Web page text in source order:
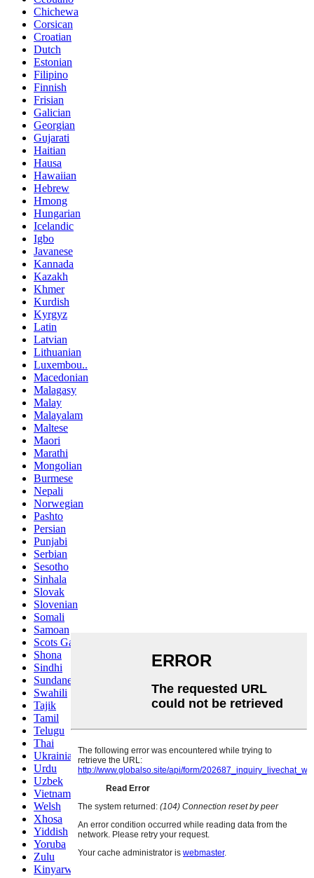
Chichewa
Corsican
Croatian
Dutch
Estonian
Filipino
Finnish
Frisian
Galician
Georgian
Gujarati
Haitian
Hausa
Hawaiian
Hebrew
Hmong
Hungarian
Icelandic
Igbo
Javanese
Kannada
Kazakh
Khmer
Kurdish
Kyrgyz
Latin
Latvian
Lithuanian
Luxembou..
Macedonian
Malagasy
Malay
Malayalam
Maltese
Maori
Marathi
Mongolian
Burmese
Nepali
Norwegian
Pashto
Persian
Punjabi
Serbian
Sesotho
Sinhala
Slovak
Slovenian
Somali
Samoan
Scots Gaelic
Shona
Sindhi
Sundanese
Swahili
Tajik
Tamil
Telugu
Thai
Ukrainian
Urdu
Uzbek
Vietnamese
Welsh
Xhosa
Yiddish
Yoruba
Zulu
Kinyarwanda